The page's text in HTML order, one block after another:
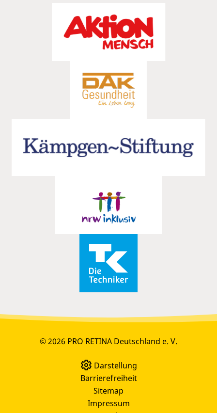
© 2026 PRO RETINA Deutschland e. V.
Darstellung
Barrierefreiheit
Sitemap
Impressum